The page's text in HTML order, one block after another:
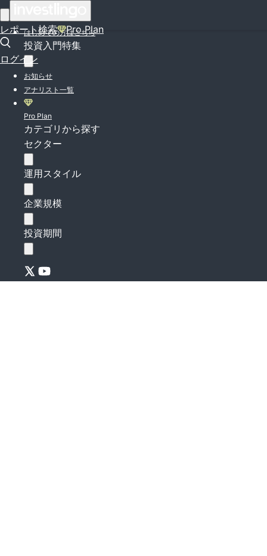
レポート検索 Pro Plan
ログイン
はじめての方はこちら
投資入門特集
お知らせ
アナリスト一覧
Pro Plan
カテゴリから探す
セクター
運用スタイル
企業規模
投資期間